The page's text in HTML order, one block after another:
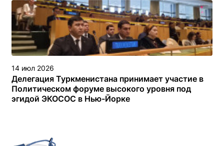
14 июл 2026
Делегация Туркменистана принимает участие в
Политическом форуме высокого уровня под
эгидой ЭКОСОС в Нью-Йорке